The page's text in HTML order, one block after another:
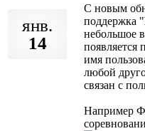
янв.
14
С новым
поддержка "
небольшое
имя
любой
связан с
Например